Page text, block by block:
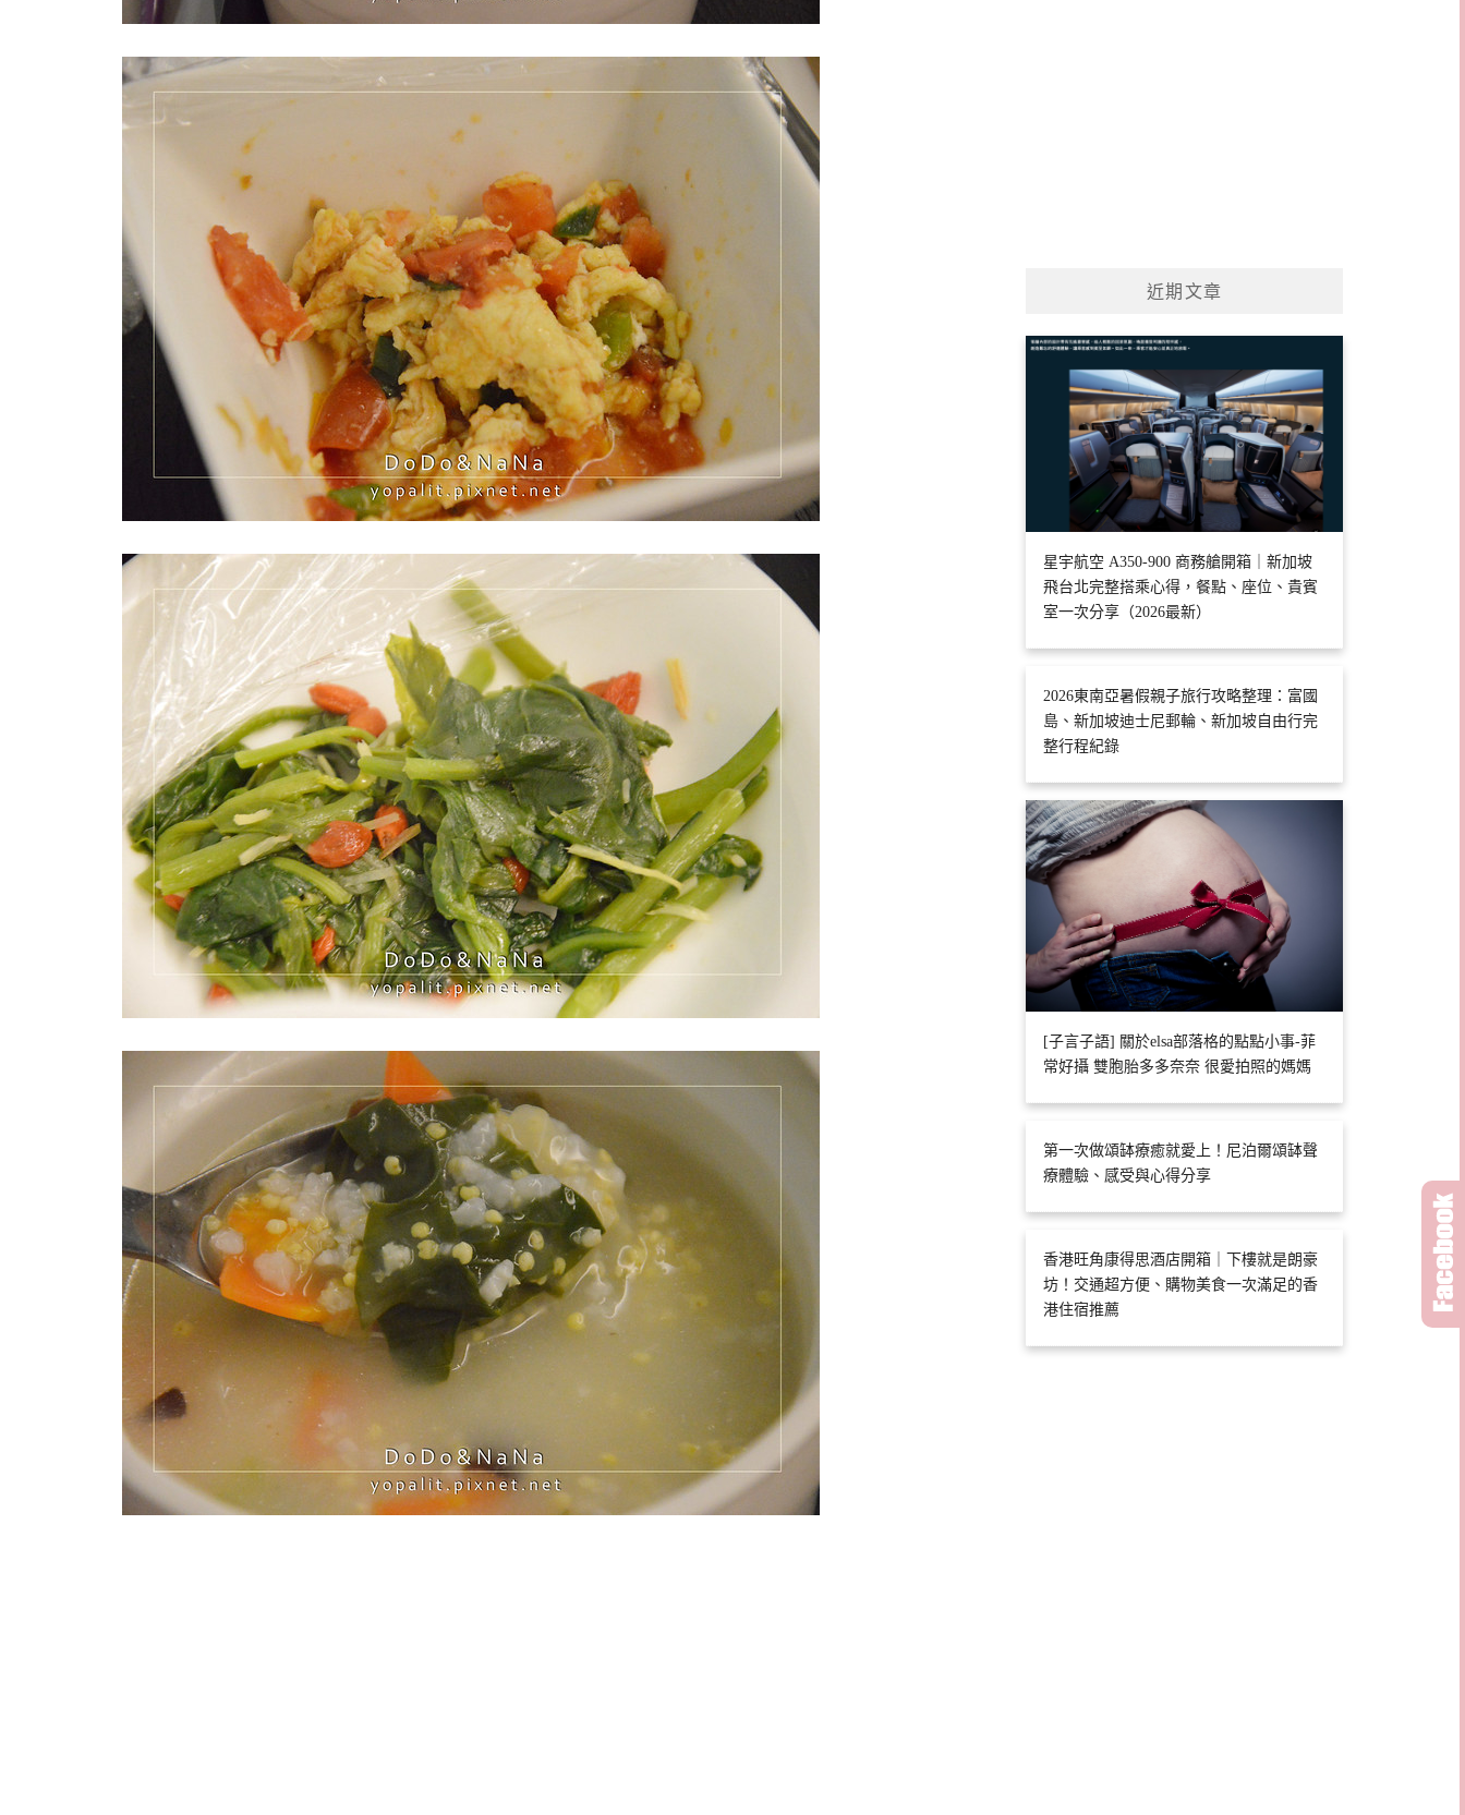
近期文章
星宇航空 A350-900 商務艙開箱｜新加坡
飛台北完整搭乘心得，餐點、座位、貴賓
室一次分享（2026最新）
2026東南亞暑假親子旅行攻略整理：富國
島、新加坡迪士尼郵輪、新加坡自由行完
整行程紀錄
[子言子語] 關於elsa部落格的點點小事-菲
常好攝 雙胞胎多多奈奈 很愛拍照的媽媽
第一次做頌缽療癒就愛上！尼泊爾頌缽聲
療體驗、感受與心得分享
香港旺角康得思酒店開箱｜下樓就是朗豪
坊！交通超方便、購物美食一次滿足的香
港住宿推薦